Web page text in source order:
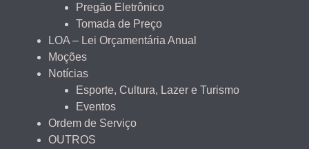
Pregão Eletrônico
Tomada de Preço
LOA – Lei Orçamentária Anual
Moções
Notícias
Esporte, Cultura, Lazer e Turismo
Eventos
Ordem de Serviço
OUTROS